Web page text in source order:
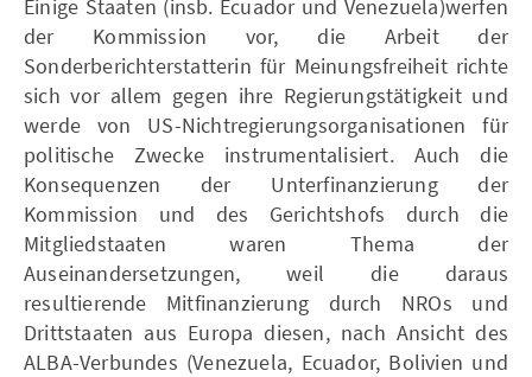
Einige Staaten (insb. Ecuador und Venezuela)werfen
der Kommission vor, die Arbeit der
Sonderberichterstatterin für Meinungsfreiheit richte
sich vor allem gegen ihre Regierungstätigkeit und
werde von US-Nichtregierungsorganisationen für
politische Zwecke instrumentalisiert. Auch die
Konsequenzen der Unterfinanzierung der
Kommission und des Gerichtshofs durch die
Mitgliedstaaten waren Thema der
Auseinandersetzungen, weil die daraus
resultierende Mitfinanzierung durch NROs und
Drittstaaten aus Europa diesen, nach Ansicht des
ALBA-Verbundes (Venezuela, Ecuador, Bolivien und